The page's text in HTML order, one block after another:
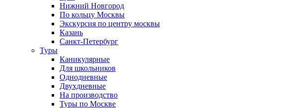
Нижний Новгород
По кольцу Москвы
Экскурсия по центру москвы
Казань
Санкт-Петербург
Туры
Каникулярные
Для школьников
Однодневные
Двухдневные
На производство
Туры по Москве